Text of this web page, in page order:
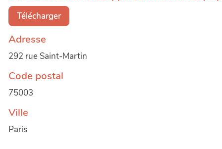
Télécharger
Adresse
292 rue Saint-Martin
Code postal
75003
Ville
Paris